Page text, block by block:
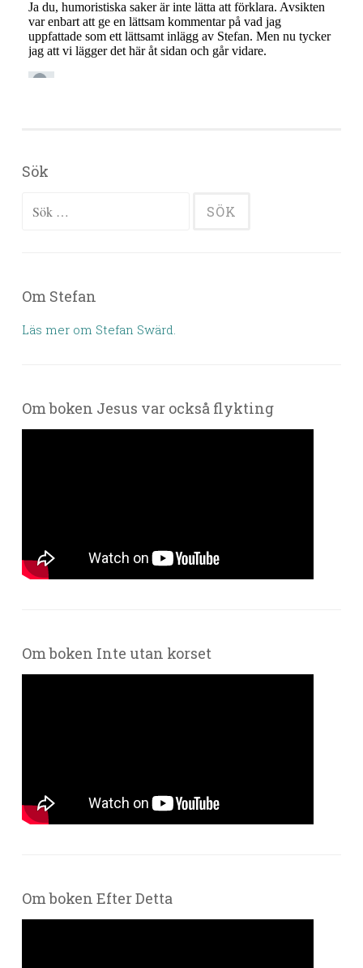
Sök
Sök efter:
Om Stefan
Läs mer om Stefan Swärd.
Om boken Jesus var också flykting
Om boken Inte utan korset
Om boken Efter Detta